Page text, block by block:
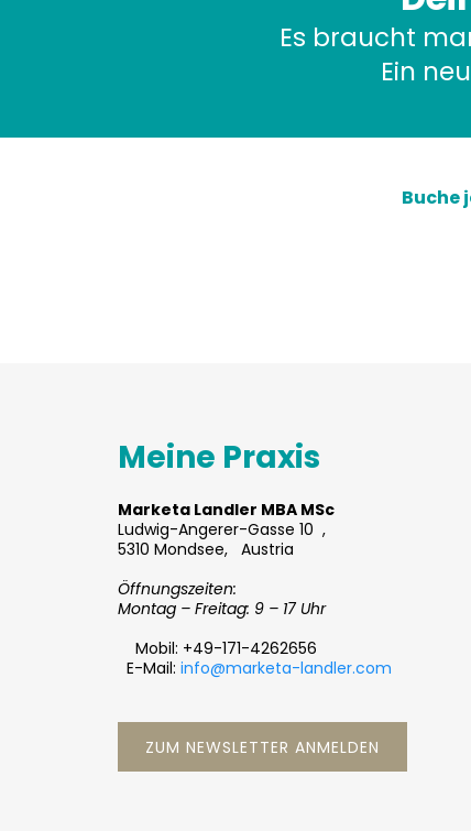
Es braucht
Ein
Buche
Meine Praxis
Marketa Landler MBA MSc
Ludwig-Angerer-Gasse 10 ,
5310 Mondsee, Austria
Öffnungszeiten:
Montag – Freitag: 9 – 17 Uhr
Mobil: +49-171-4262656
E-Mail: info@marketa-landler.com
ZUM NEWSLETTER ANMELDEN